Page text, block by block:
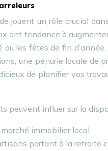
jouent un rôle crucial
ont tendance à
ou les fêtes de fin
une pénurie locale de
de planifier vos
peuvent influer sur la
marché immobilier local.
partant à la retraite